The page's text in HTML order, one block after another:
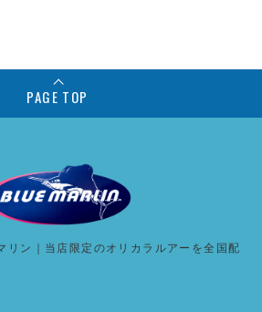
PAGE TOP
リン｜当店限定のオリカラルアーを全国配